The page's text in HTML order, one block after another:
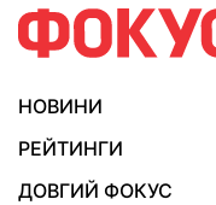
НОВИНИ
РЕЙТИНГИ
ДОВГИЙ ФОКУС